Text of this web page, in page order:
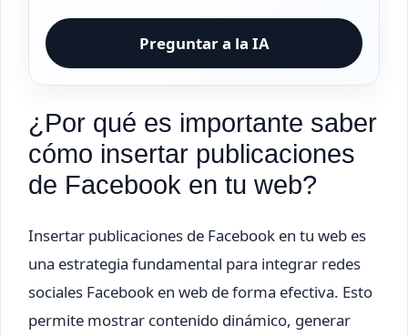
Preguntar a la IA
¿Por qué es importante saber
cómo insertar publicaciones
de Facebook en tu web?
Insertar publicaciones de Facebook en tu web es
una estrategia fundamental para integrar redes
sociales Facebook en web de forma efectiva. Esto
permite mostrar contenido dinámico, generar